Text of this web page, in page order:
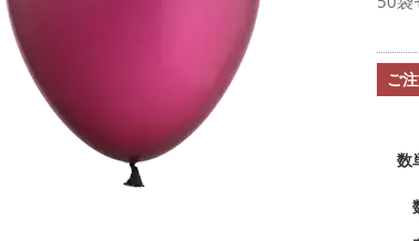
ご
数